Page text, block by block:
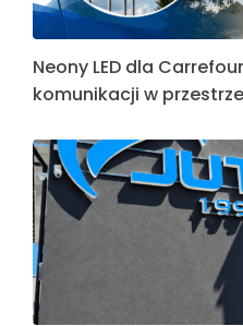
Neony LED dla
komunikacji w